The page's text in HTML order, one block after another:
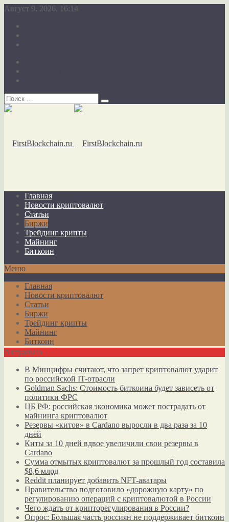
Август 9, 2026, 16:14
Главная
Новости криптовалют
Статьи
Биржи
Трейдинг крипты
Майнинг
Биткоин
Меню
Главная
Новости криптовалют
Статьи
Биржи
Трейдинг крипты
Майнинг
Биткоин
Актуально
В Минцифры считают, что запрет криптовалют ударит
по российской IT-отрасли
Goldman Sachs: Стоимость биткоина будет зависеть от
политики ФРС
ЦБ РФ: российская экономика может пострадать от
майнинга криптовалют
Резервы «китов» в Cardano выросли в два раза за 10
дней
Киты за 10 дней вдвое увеличили свои резервы в
Cardano
Сумма отмытых криптовалют за прошлый год составила
$8,6 млрд
Reddit планирует добавить NFT-аватары
Правительство подготовило «дорожную карту» по
регулированию операций с криптовалютой в России
Чего ждать от крипторегулирования в России?
Опрос: Большая часть россиян не поддерживает биткоин